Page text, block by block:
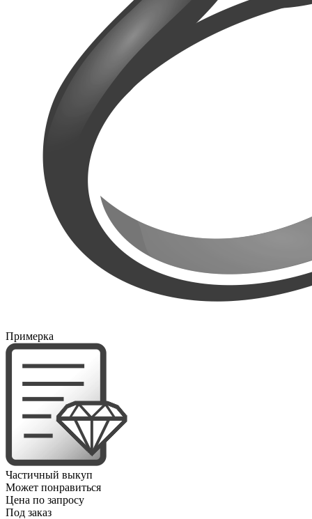
Примерка
Частичный выкуп
Может понравиться
Цена по запросу
Под заказ